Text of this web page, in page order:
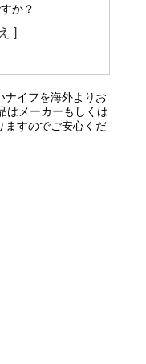
か？
]
ナイフを海外よりお
はメーカーもしくは
ますのでご安心くだ